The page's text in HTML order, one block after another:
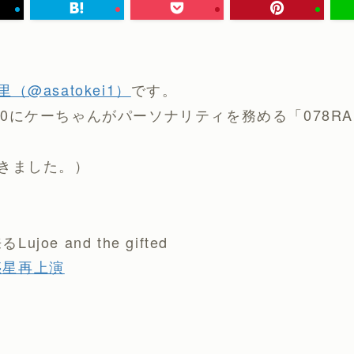
（@asatokei1） です。
ケーちゃんがパーソナリティを務める「
ました。）
るLujoe and the gifted
再上演